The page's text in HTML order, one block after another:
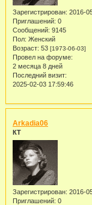
Зарегистрирован: 2016-
Приглашений: 0
Сообщений: 9145
Пол: Женский
Возраст: 53 [1973-06-03]
Провел на форуме:
2 месяца 8 дней
Последний визит:
2025-02-03 17:59:46
Arkadia06
КТ
Зарегистрирован: 2016-
Приглашений: 0